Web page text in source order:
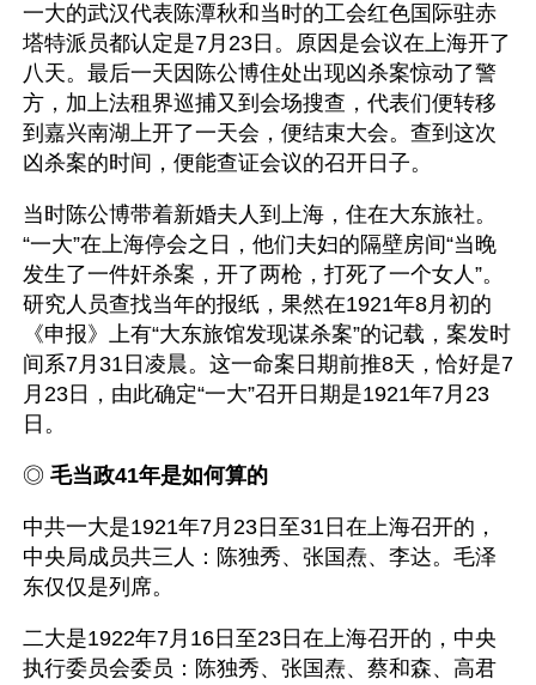
一大的武汉代表陈潭秋和当时的工会红色国际驻赤
塔特派员都认定是7月23日。原因是会议在上海开了
八天。最后一天因陈公博住处出现凶杀案惊动了警
方，加上法租界巡捕又到会场搜查，代表们便转移
到嘉兴南湖上开了一天会，便结束大会。查到这次
凶杀案的时间，便能查证会议的召开日子。
当时陈公博带着新婚夫人到上海，住在大东旅社。
“一大”在上海停会之日，他们夫妇的隔壁房间“当晚
发生了一件奸杀案，开了两枪，打死了一个女人”。
研究人员查找当年的报纸，果然在1921年8月初的
《申报》上有“大东旅馆发现谋杀案”的记载，案发时
间系7月31日凌晨。这一命案日期前推8天，恰好是7
月23日，由此确定“一大”召开日期是1921年7月23
日。
◎ 毛当政41年是如何算的
中共一大是1921年7月23日至31日在上海召开的，
中央局成员共三人：陈独秀、张国焘、李达。毛泽
东仅仅是列席。
二大是1922年7月16日至23日在上海召开的，中央
执行委员会委员：陈独秀、张国焘、蔡和森、高君